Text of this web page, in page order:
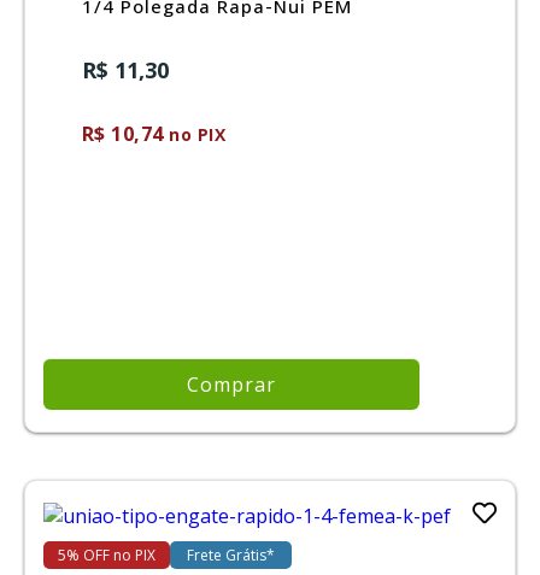
1/4 Polegada Rapa-Nui PEM
R$ 11,30
R$ 10,74no PIX
Comprar
5% OFF no PIX Frete Grátis*